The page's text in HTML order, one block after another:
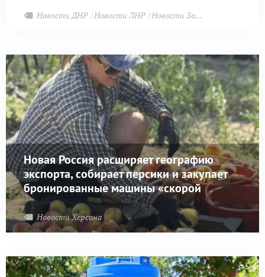
Новости ДНР Новости ЛНР Новости Запорожья
Новая Россия расширяет географию
экспорта, собирает персики и закупает
бронированные машины «скорой
помощи»
Новости Херсона